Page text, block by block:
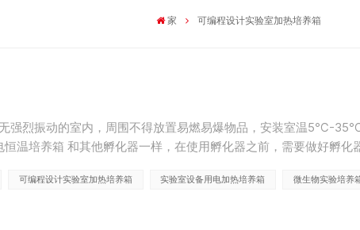
家 可编程设计实验室加热培养箱
强烈振动的室内，周围不得放置易燃易爆物品，安装室温5℃-
温培养箱 和其他孵化器一样，在使用孵化器之前，需要做好孵化
可编程设计实验室加热培养箱 实验室设备用电加热培养箱 微生物实验培养